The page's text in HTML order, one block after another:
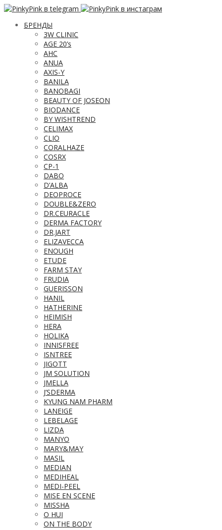
БРЕНДЫ
3W CLINIC
AGE 20’s
AHC
ANUA
AXIS-Y
BANILA
BANOBAGI
BEAUTY OF JOSEON
BIODANCE
BY WISHTREND
CELIMAX
CLIO
CORALHAZE
COSRX
CP-1
DABO
D’ALBA
DEOPROCE
DOUBLE&ZERO
DR.CEURACLE
DERMA FACTORY
DR.JART
ELIZAVECCA
ENOUGH
ETUDE
FARM STAY
FRUDIA
GUERISSON
HANIL
HATHERINE
HEIMISH
HERA
HOLIKA
INNISFREE
ISNTREE
JIGOTT
JM SOLUTION
JMELLA
J’SDERMA
KYUNG NAM PHARM
LANEIGE
LEBELAGE
LIZDA
MANYO
MARY&MAY
MASIL
MEDIAN
MEDIHEAL
MEDI-PEEL
MISE EN SCENE
MISSHA
O HUI
ON THE BODY